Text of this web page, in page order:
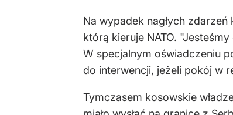
Na wypadek nagłych zdarzeń
którą kieruje NATO.
W specjalnym oświadczeniu
do interwencji, jeżeli pokój w
Tymczasem kosowskie